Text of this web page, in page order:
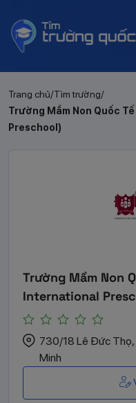
Trang chủ Tìm trường
Trường Mầm Non Quốc
Preschool)
Trường Mầm Non
International
730/18 Lê Đức Thọ,
Minh